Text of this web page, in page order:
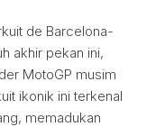
de Barcelona-
akhir pekan ini,
MotoGP musim
ikonik ini terkenal
memadukan